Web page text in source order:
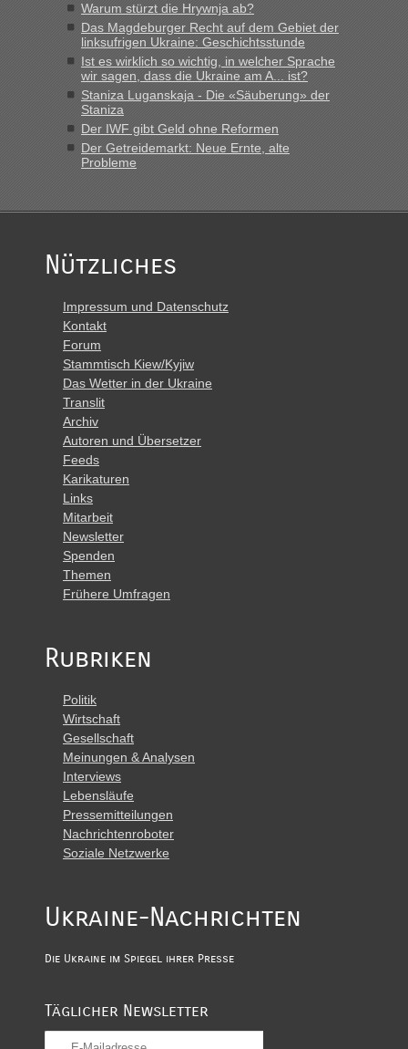
schnellsten?
„Derzeit, ist es überall sehr voll an den Grenzen Ukraine/
Polen. Zb. Krakovets 100 PKW ca. 10 h Wartezeit. Wollen
Montag rüber, versuchen es sehr früh.“
Warum stürzt die Hrywnja ab?
Das Magdeburger Recht auf dem Gebiet der
linksufrigen Ukraine: Geschichtsstunde
Ist es wirklich so wichtig, in welcher Sprache
wir sagen, dass die Ukraine am A... ist?
Staniza Luganskaja - Die «Säuberung» der
Staniza
Der IWF gibt Geld ohne Reformen
Der Getreidemarkt: Neue Ernte, alte
Probleme
Nützliches
Impressum und Datenschutz
Kontakt
Forum
Stammtisch Kiew/Kyjiw
Das Wetter in der Ukraine
Translit
Archiv
Autoren und Übersetzer
Feeds
Karikaturen
Links
Mitarbeit
Newsletter
Spenden
Themen
Frühere Umfragen
Rubriken
Politik
Wirtschaft
Gesellschaft
Meinungen & Analysen
Interviews
Lebensläufe
Pressemitteilungen
Nachrichtenroboter
Soziale Netzwerke
Ukraine-Nachrichten
Die Ukraine im Spiegel ihrer Presse
Täglicher Newsletter